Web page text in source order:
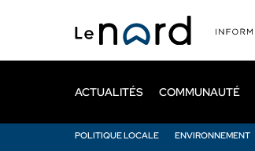
principal
ACTUALITÉS
POLITIQUE LOCALE ENVIRONNEMENT
COMMUNAUTÉ